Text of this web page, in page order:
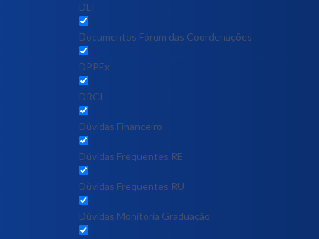
DLI
Documentos Fórum das Coordenações
DPPEx
DRCI
Dúvidas Financeiro
Dúvidas Frequentes RE
Dúvidas Frequentes RU
Dúvidas Monitoria Graduação